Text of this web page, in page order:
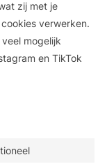
zij met je
verwerken.
mogelijk
en TikTok